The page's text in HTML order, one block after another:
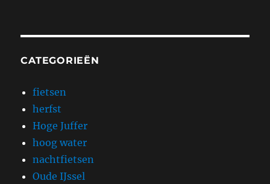
CATEGORIEËN
fietsen
herfst
Hoge Juffer
hoog water
nachtfietsen
Oude IJssel